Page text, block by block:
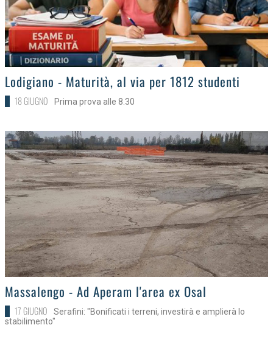
>Lodigiano - Maturità, al via per 1812 studenti
18 GIUGNO Prima prova alle 8.30
>Massalengo - Ad Aperam l'area ex Osal
17 GIUGNO
Serafini: "Bonificati i terreni, investirà e amplierà lo
stabilimento"